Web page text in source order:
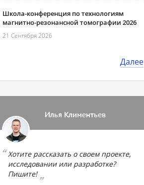
Школа-конференция по технологиям
магнитно-резонансной томографии 2026
21 Сентября 2026
Далее
Илья Климентьев
Хотите рассказать о своем проекте,
исследовании или разработке?
Пишите!